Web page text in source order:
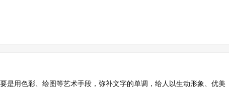
是用色彩、绘图等艺术手段，弥补文字的单调，给人以生动形象、优美